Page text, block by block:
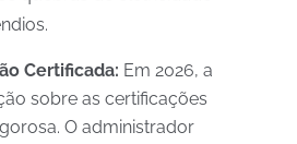
Certificada: Em 2026, a
sobre as certificações
O administrador